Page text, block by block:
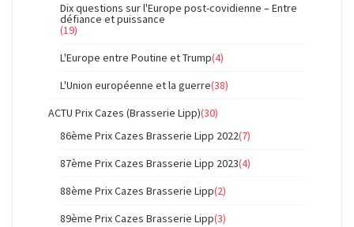
Dix questions sur l'Europe post-covidienne – Entre
défiance et puissance
(19)
L'Europe entre Poutine et Trump(4)
L'Union européenne et la guerre(38)
ACTU Prix Cazes (Brasserie Lipp)(30)
86ème Prix Cazes Brasserie Lipp 2022(7)
87ème Prix Cazes Brasserie Lipp 2023(4)
88ème Prix Cazes Brasserie Lipp(2)
89ème Prix Cazes Brasserie Lipp(3)